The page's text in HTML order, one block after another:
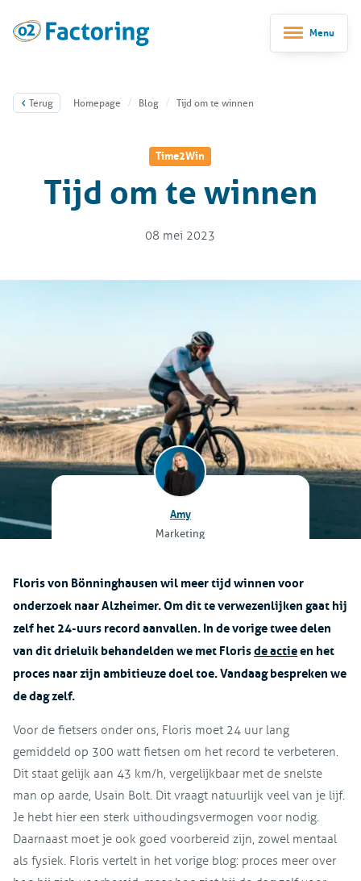
Menu
Terug Homepage Blog Tijd om te winnen
Time2Win
Tijd om te winnen
08 mei 2023
Amy
Marketing
Floris von Bönninghausen wil meer tijd winnen voor
onderzoek naar Alzheimer. Om dit te verwezenlijken gaat hij
zelf het 24-uurs record aanvallen. In de vorige twee delen
van dit drieluik behandelden we met Florisde actieen het
proces naar zijn ambitieuze doel toe. Vandaag bespreken we
de dag zelf.
Voor de fietsers onder ons, Floris moet 24 uur lang
gemiddeld op 300 watt fietsen om het record te verbeteren.
Dit staat gelijk aan 43 km/h, vergelijkbaar met de snelste
man op aarde, Usain Bolt. Dit vraagt natuurlijk veel van je lijf.
Je hebt hier een sterk uithoudingsvermogen voor nodig.
Daarnaast moet je ook goed voorbereid zijn, zowel mentaal
als fysiek. Floris vertelt in het vorige blog: proces meer over